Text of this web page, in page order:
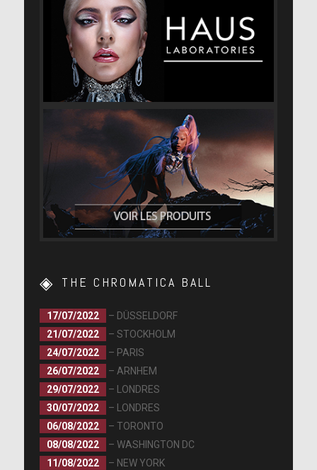
THE CHROMATICA BALL
17/07/2022
– DÜSSELDORF
21/07/2022
– STOCKHOLM
24/07/2022
– PARIS
26/07/2022
– ARNHEM
29/07/2022
– LONDRES
30/07/2022
– LONDRES
06/08/2022
– TORONTO
08/08/2022
– WASHINGTON DC
11/08/2022
– NEW YORK